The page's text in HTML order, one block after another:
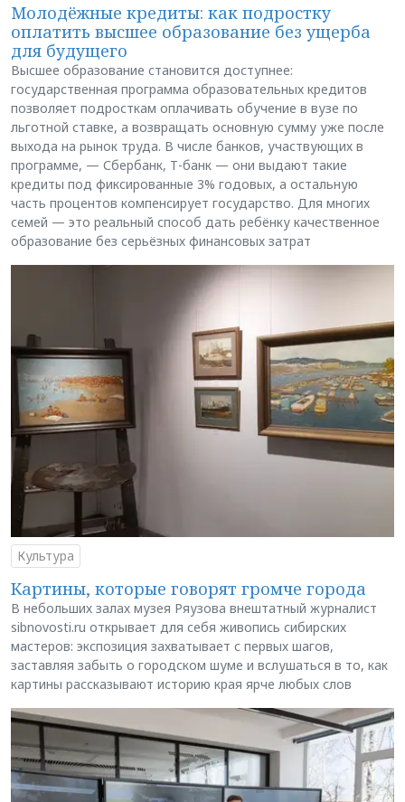
Молодёжные кредиты: как подростку
оплатить высшее образование без ущерба
для будущего
Высшее образование становится доступнее:
государственная программа образовательных кредитов
позволяет подросткам оплачивать обучение в вузе по
льготной ставке, а возвращать основную сумму уже после
выхода на рынок труда. В числе банков, участвующих в
программе, — Сбербанк, Т-банк — они выдают такие
кредиты под фиксированные 3% годовых, а остальную
часть процентов компенсирует государство. Для многих
семей — это реальный способ дать ребёнку качественное
образование без серьёзных финансовых затрат
Культура
Картины, которые говорят громче города
В небольших залах музея Ряузова внештатный журналист
sibnovosti.ru открывает для себя живопись сибирских
мастеров: экспозиция захватывает с первых шагов,
заставляя забыть о городском шуме и вслушаться в то, как
картины рассказывают историю края ярче любых слов